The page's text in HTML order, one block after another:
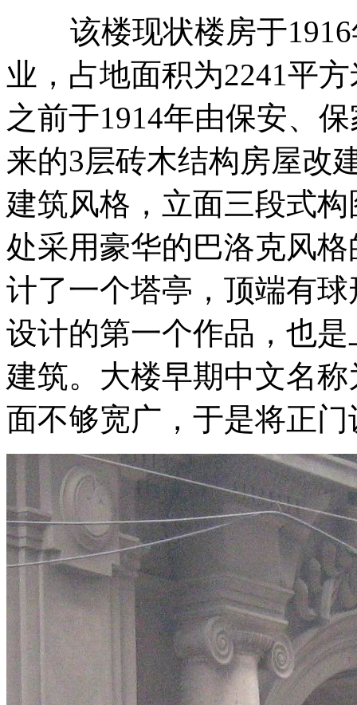
该楼现状楼房于1916
业，占地面积为2241平
之前于1914年由保安、
来的3层砖木结构房屋改
建筑风格，立面三段式
处采用豪华的巴洛克风
计了一个塔亭，顶端有
设计的第一个作品，也
建筑。大楼早期中文名
面不够宽广，于是将正